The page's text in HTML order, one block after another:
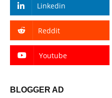
Linkedin
Reddit
Youtube
BLOGGER AD